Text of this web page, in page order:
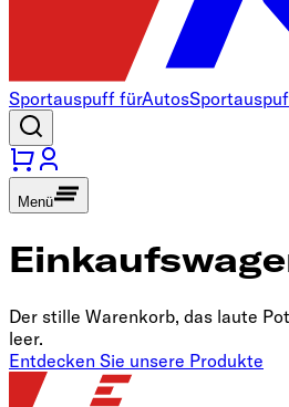
Sportauspuff fürAutos
Menü
Der stille Warenkorb, das laute
leer.
Entdecken Sie unsere Produkte